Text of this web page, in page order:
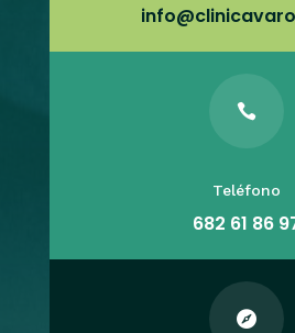

Teléfono
682 61 86
